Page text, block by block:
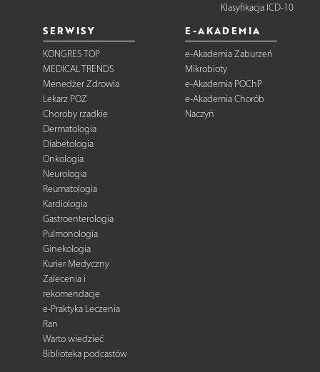
Klasyfikacja ICD-10
SERWISY
KONGRES TOP
MEDICAL TRENDS
Menedżer Zdrowia
Lekarz POZ
Choroby rzadkie
Dermatologia
Diabetologia
Onkologia
Neurologia
Reumatologia
Kardiologia
Gastroenterologia
Pulmonologia
Ginekologia
Kurier Medyczny
Zalecenia i
rekomendacje
e-Praktyka Leczenia
Ran
Warto wiedzieć
Biblioteka podcastów
E-AKADEMIA
e-Akademia Zaburzeń
Mikrobioty
e-Akademia POChP
e-Akademia Chorób
Naczyń